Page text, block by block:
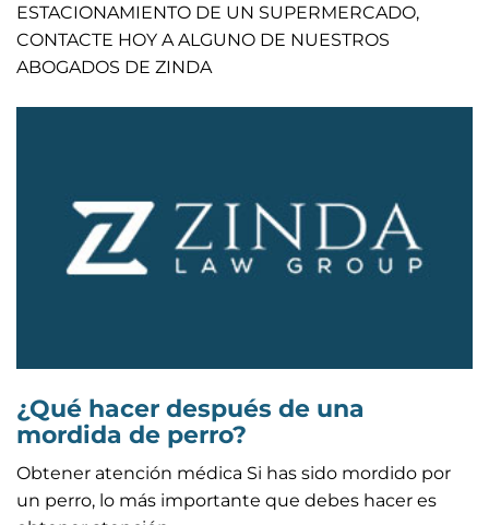
ESTACIONAMIENTO DE UN SUPERMERCADO,
CONTACTE HOY A ALGUNO DE NUESTROS
ABOGADOS DE ZINDA
¿Qué hacer después de una
mordida de perro?
Obtener atención médica Si has sido mordido por
un perro, lo más importante que debes hacer es